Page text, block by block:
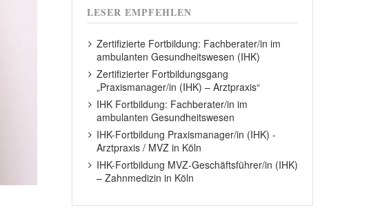
LESER EMPFEHLEN
Zertifizierte Fortbildung: Fachberater/in im
ambulanten Gesundheitswesen (IHK)
Zertifizierter Fortbildungsgang
„Praxismanager/in (IHK) – Arztpraxis“
IHK Fortbildung: Fachberater/in im
ambulanten Gesundheitswesen
IHK-Fortbildung Praxismanager/in (IHK) -
Arztpraxis / MVZ in Köln
IHK-Fortbildung MVZ-Geschäftsführer/in (IHK)
– Zahnmedizin in Köln